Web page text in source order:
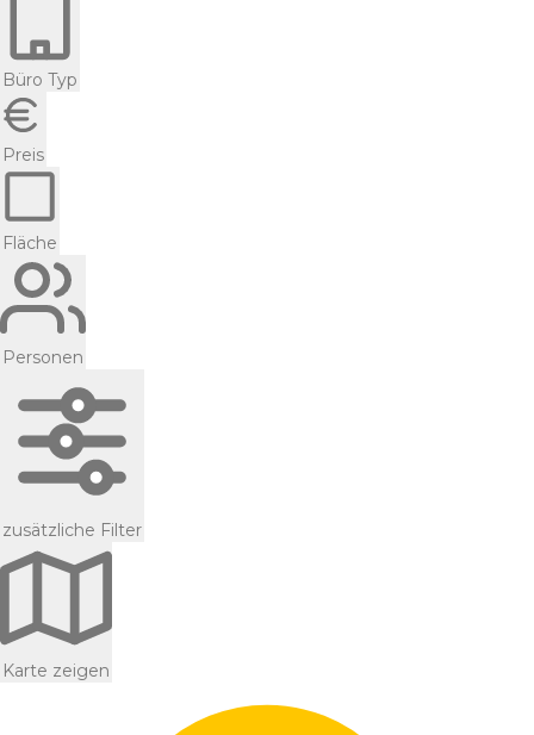
Büro Typ
Preis
Fläche
Personen
zusätzliche Filter
Karte zeigen